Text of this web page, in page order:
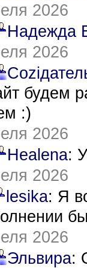
2026
Надежда
2026
будем
:)
2026
Healena:
2026
lesika: Я
2026
Эльвира: